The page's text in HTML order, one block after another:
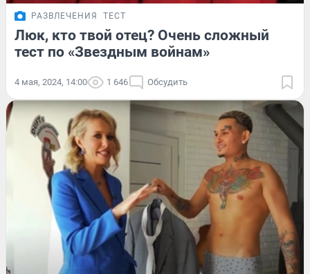
РАЗВЛЕЧЕНИЯ ТЕСТ
Люк, кто твой отец? Очень сложный
тест по «Звездным войнам»
4 мая, 2024, 14:00 1 646 Обсудить